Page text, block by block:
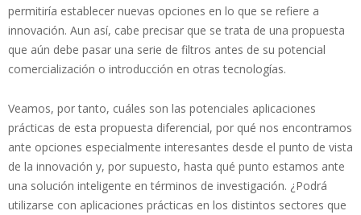
permitiría establecer nuevas opciones en lo que se refiere a
innovación. Aun así, cabe precisar que se trata de una propuesta
que aún debe pasar una serie de filtros antes de su potencial
comercialización o introducción en otras tecnologías.
Veamos, por tanto, cuáles son las potenciales aplicaciones
prácticas de esta propuesta diferencial, por qué nos encontramos
ante opciones especialmente interesantes desde el punto de vista
de la innovación y, por supuesto, hasta qué punto estamos ante
una solución inteligente en términos de investigación. ¿Podrá
utilizarse con aplicaciones prácticas en los distintos sectores que